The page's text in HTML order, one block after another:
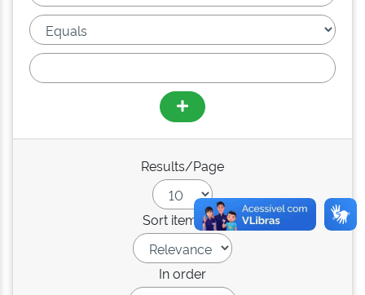
Results/Page
Sort items by
In order